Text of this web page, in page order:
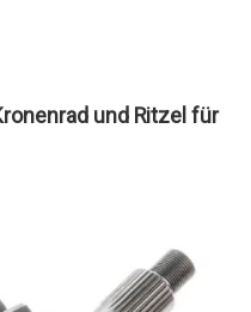
und Ritzel für